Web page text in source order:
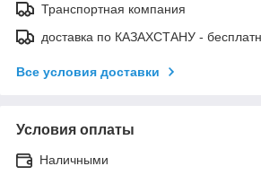
Транспортная компания
доставка по КАЗАХСТАНУ -
Все условия доставки
Условия оплаты
Наличными